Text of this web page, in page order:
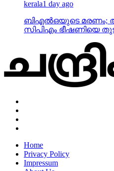
kerala1 day ago
ബിഎല്‍ഒയുടെ മരണം;
സിപിഎം ഭീഷണിയെ
Home
Privacy Policy
Impressum